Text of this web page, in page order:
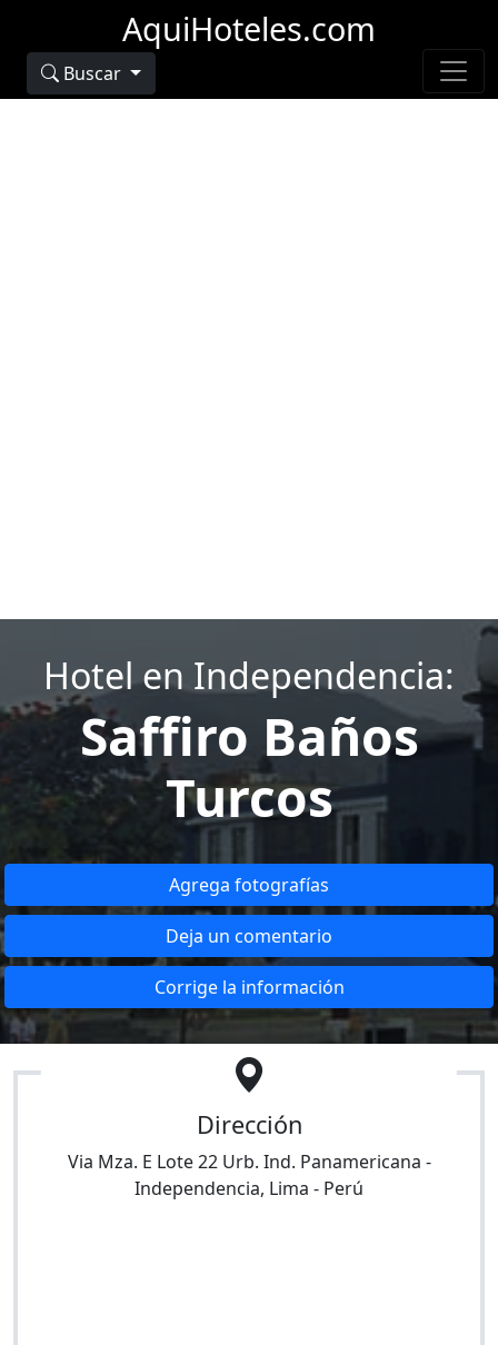
AquiHoteles.com
Buscar
Hotel en Independencia:
Saffiro Baños
Turcos
Agrega fotografías
Deja un comentario
Corrige la información
Dirección
Via Mza. E Lote 22 Urb. Ind. Panamericana -
Independencia, Lima - Perú